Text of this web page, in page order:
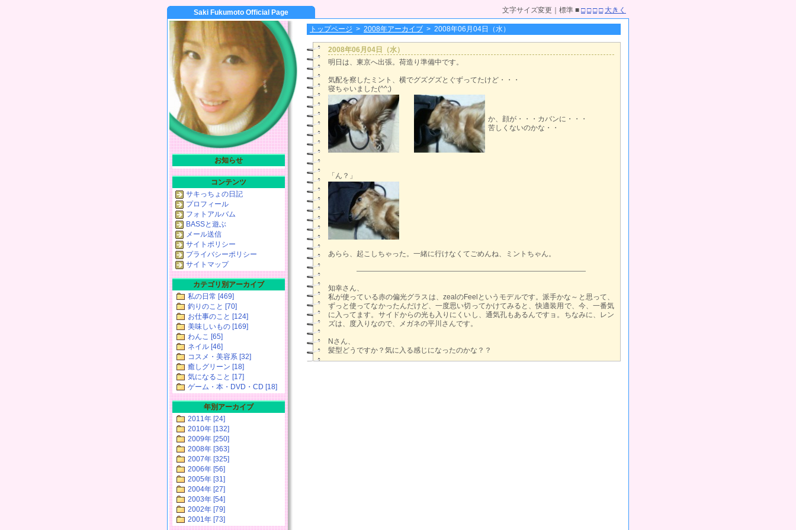
Saki Fukumoto Official Page 文字サイズ変更｜標準 ■ □ □ □ □ 大きく
トップページ > 2008年アーカイブ > 2008年06月04日（水）
2008年06月04日（水）
明日は、東京へ出張。荷造り準備中です。
気配を察したミント、横でグズグズとぐずってたけど・・・
寝ちゃいました(^^;)
か、顔が・・・カバンに・・・
苦しくないのかな・・
「ん？」
あらら、起こしちゃった。一緒に行けなくてごめんね、ミントちゃん。
知幸さん、
私が使っている赤の偏光グラスは、zealのFeelというモデルです。派手かな～と思って、
ずっと使ってなかったんだけど、一度思い切ってかけてみると、快適装用で、今、一番気
に入ってます。サイドからの光も入りにくいし、通気孔もあるんですョ。ちなみに、レン
ズは、度入りなので、メガネの平川さんです。
Nさん、
髪型どうですか？気に入る感じになったのかな？？
お知らせ
コンテンツ
サキっちょの日記
プロフィール
フォトアルバム
BASSと遊ぶ
メール送信
サイトポリシー
プライバシーポリシー
サイトマップ
カテゴリ別アーカイブ
私の日常 [469]
釣りのこと [70]
お仕事のこと [124]
美味しいもの [169]
わんこ [65]
ネイル [46]
コスメ・美容系 [32]
癒しグリーン [18]
気になること [17]
ゲーム・本・DVD・CD [18]
年別アーカイブ
2011年 [24]
2010年 [132]
2009年 [250]
2008年 [363]
2007年 [325]
2006年 [56]
2005年 [31]
2004年 [27]
2003年 [54]
2002年 [79]
2001年 [73]